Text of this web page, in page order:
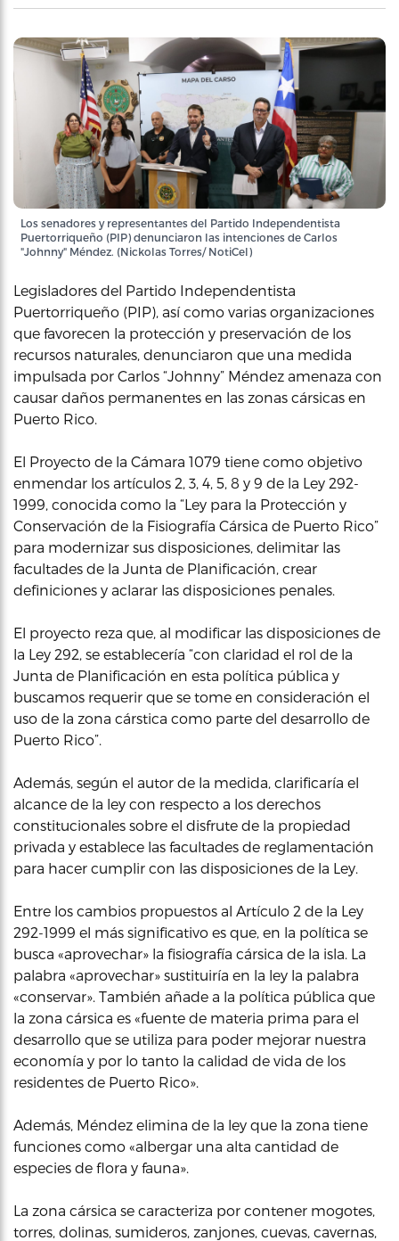
Los senadores y representantes del Partido Independentista
Puertorriqueño (PIP) denunciaron las intenciones de Carlos
"Johnny" Méndez. (Nickolas Torres/ NotiCel)
Legisladores del Partido Independentista
Puertorriqueño (PIP), así como varias organizaciones
que favorecen la protección y preservación de los
recursos naturales, denunciaron que una medida
impulsada por Carlos “Johnny” Méndez amenaza con
causar daños permanentes en las zonas cársicas en
Puerto Rico.
El Proyecto de la Cámara 1079 tiene como objetivo
enmendar los artículos 2, 3, 4, 5, 8 y 9 de la Ley 292-
1999, conocida como la “Ley para la Protección y
Conservación de la Fisiografía Cársica de Puerto Rico”
para modernizar sus disposiciones, delimitar las
facultades de la Junta de Planificación, crear
definiciones y aclarar las disposiciones penales.
El proyecto reza que, al modificar las disposiciones de
la Ley 292, se establecería “con claridad el rol de la
Junta de Planificación en esta política pública y
buscamos requerir que se tome en consideración el
uso de la zona cárstica como parte del desarrollo de
Puerto Rico”.
Además, según el autor de la medida, clarificaría el
alcance de la ley con respecto a los derechos
constitucionales sobre el disfrute de la propiedad
privada y establece las facultades de reglamentación
para hacer cumplir con las disposiciones de la Ley.
Entre los cambios propuestos al Artículo 2 de la Ley
292-1999 el más significativo es que, en la política se
busca «aprovechar» la fisiografía cársica de la isla. La
palabra «aprovechar» sustituiría en la ley la palabra
«conservar». También añade a la política pública que
la zona cársica es «fuente de materia prima para el
desarrollo que se utiliza para poder mejorar nuestra
economía y por lo tanto la calidad de vida de los
residentes de Puerto Rico».
Además, Méndez elimina de la ley que la zona tiene
funciones como «albergar una alta cantidad de
especies de flora y fauna».
La zona cársica se caracteriza por contener mogotes,
torres, dolinas, sumideros, zanjones, cuevas, cavernas,